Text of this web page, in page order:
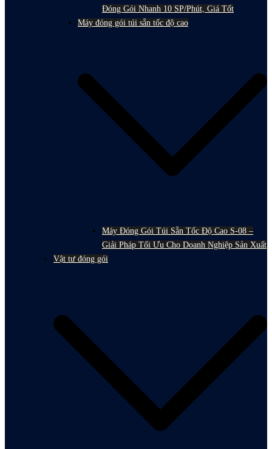
Đóng Gói Nhanh 10 SP/Phút, Giá Tốt
Máy đóng gói túi sẵn tốc độ cao
Máy Đóng Gói Túi Sẵn Tốc Độ Cao S-08 –
Giải Pháp Tối Ưu Cho Doanh Nghiệp Sản Xuất
Vật tư đóng gói